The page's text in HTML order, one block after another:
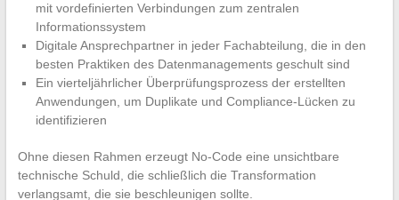
mit vordefinierten Verbindungen zum zentralen
Informationssystem
Digitale Ansprechpartner in jeder Fachabteilung, die in den
besten Praktiken des Datenmanagements geschult sind
Ein vierteljährlicher Überprüfungsprozess der erstellten
Anwendungen, um Duplikate und Compliance-Lücken zu
identifizieren
Ohne diesen Rahmen erzeugt No-Code eine unsichtbare
technische Schuld, die schließlich die Transformation
verlangsamt, die sie beschleunigen sollte.